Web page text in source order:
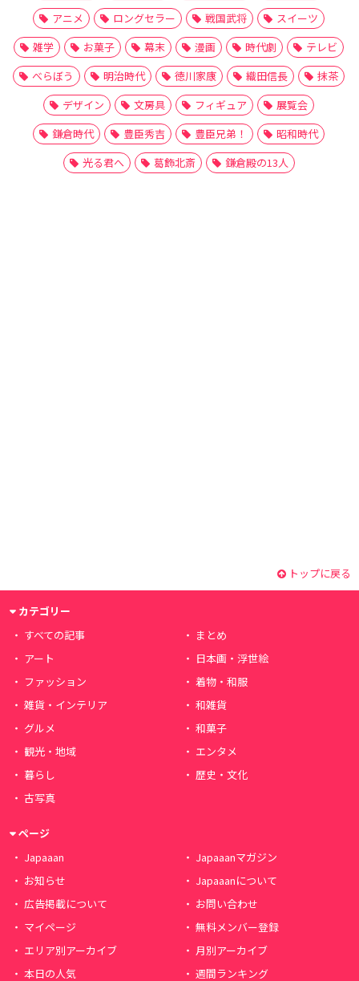
アニメ
ロングセラー 戦国武将
スイーツ
雑学
お菓子 幕末 漫画 時代劇
テレビ
べらぼう
明治時代 徳川家康 織田信長
抹茶
デザイン
文房具 フィギュア
展覧会
鎌倉時代
豊臣秀吉 豊臣兄弟！
昭和時代
光る君へ
葛飾北斎 鎌倉殿の13人
トップに戻る
カテゴリー
すべての記事
まとめ
アート
日本画・浮世絵
ファッション
着物・和服
雑貨・インテリア
和雑貨
グルメ
和菓子
観光・地域
エンタメ
暮らし
歴史・文化
古写真
ページ
Japaaan
Japaaanマガジン
お知らせ
Japaaanについて
広告掲載について
お問い合わせ
マイページ
無料メンバー登録
エリア別アーカイブ
月別アーカイブ
本日の人気
週間ランキング